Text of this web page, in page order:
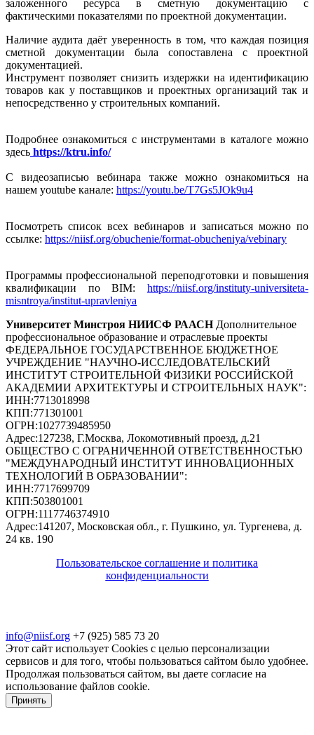
заложенного ресурса в сметную документацию с
фактическими показателями по проектной документации.
Наличие аудита даёт уверенность в том, что каждая позиция
сметной документации была сопоставлена с проектной
документацией.
Инструмент позволяет снизить издержки на идентификацию
товаров как у поставщиков и проектных организаций так и
непосредственно у строительных компаний.
Подробнее ознакомиться с инструментами в каталоге можно
здесь https://ktru.info/
С видеозаписью вебинара также можно ознакомиться на
нашем youtube канале: https://youtu.be/T7Gs5JOk9u4
Посмотреть список всех вебинаров и записаться можно по
ссылке: https://niisf.org/obuchenie/format-obucheniya/vebinary
Программы профессиональной переподготовки и повышения
квалификации по BIM: https://niisf.org/instituty-universiteta-
misntroya/institut-upravleniya
Университет Минстроя НИИСФ РААСН Дополнительное
профессиональное образование и отраслевые проекты
ФЕДЕРАЛЬНОЕ ГОСУДАРСТВЕННОЕ БЮДЖЕТНОЕ
УЧРЕЖДЕНИЕ "НАУЧНО-ИССЛЕДОВАТЕЛЬСКИЙ
ИНСТИТУТ СТРОИТЕЛЬНОЙ ФИЗИКИ РОССИЙСКОЙ
АКАДЕМИИ АРХИТЕКТУРЫ И СТРОИТЕЛЬНЫХ НАУК":
ИНН:7713018998
КПП:771301001
ОГРН:1027739485950
Адрес:127238, Г.Москва, Локомотивный проезд, д.21
ОБЩЕСТВО С ОГРАНИЧЕННОЙ ОТВЕТСТВЕННОСТЬЮ
"МЕЖДУНАРОДНЫЙ ИНСТИТУТ ИННОВАЦИОННЫХ
ТЕХНОЛОГИЙ В ОБРАЗОВАНИИ":
ИНН:7717699709
КПП:503801001
ОГРН:1117746374910
Адрес:141207, Московская обл., г. Пушкино, ул. Тургенева, д.
24 кв. 190
Пользовательское соглашение и политика
конфиденциальности
info@niisf.org +7 (925) 585 73 20
Этот сайт использует Cookies с целью персонализации
сервисов и для того, чтобы пользоваться сайтом было удобнее.
Продолжая пользоваться сайтом, вы даете согласие на
использование файлов cookie.
Принять